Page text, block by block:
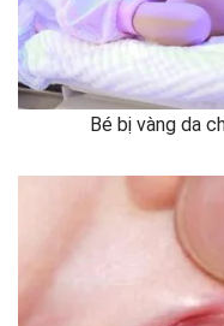
Bé bị vàng da